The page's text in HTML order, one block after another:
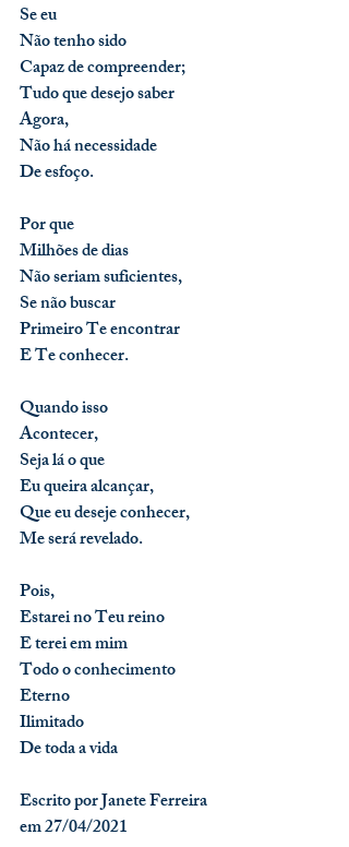
Se eu
Não tenho sido
Capaz de compreender;
Tudo que desejo saber
Agora,
Não há necessidade
De esfoço.
Por que
Milhões de dias
Não seriam suficientes,
Se não buscar
Primeiro Te encontrar
E Te conhecer.
Quando isso
Acontecer,
Seja lá o que
Eu queira alcançar,
Que eu deseje conhecer,
Me será revelado.
Pois,
Estarei no Teu reino
E terei em mim
Todo o conhecimento
Eterno
Ilimitado
De toda a vida
Escrito por Janete Ferreira
em 27/04/2021